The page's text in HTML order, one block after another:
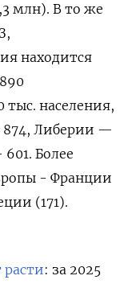
млн). В то же
находится
890
населения,
874, Либерии —
Более
- Франции
(171).
: за 2025